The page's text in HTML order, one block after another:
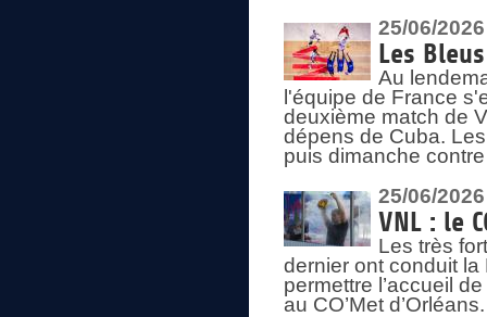
25/06/2026
Les
Au
l'équipe de France
deuxième match de
dépens de Cuba.
puis dimanche
25/06/2026
VNL : le
Les très
dernier ont conduit
permettre l’accueil
au CO’Met d’Orléans.